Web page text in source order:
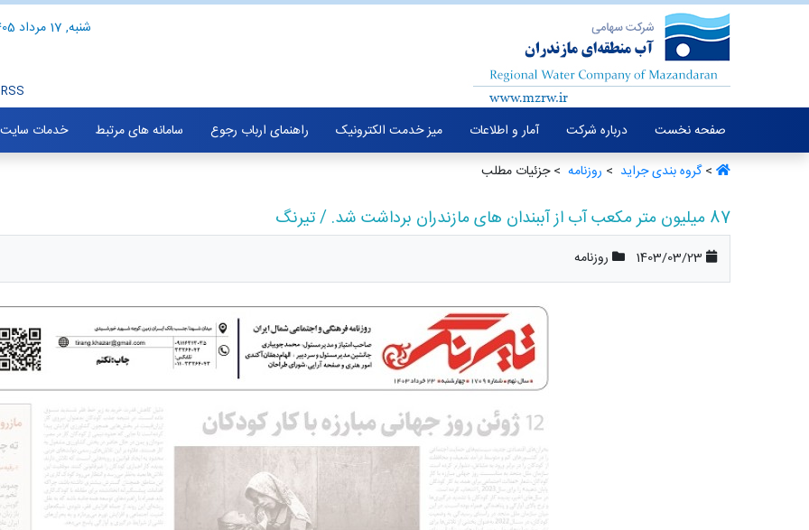
شنبه, 17 مرداد 1405
RSS
صفحه نخست درباره شرکت آمار و اطلاعات میز خدمت الکترونیک راهنمای ارباب رجوع سامانه های مرتبط
خدمات سایت
>گروه بندی جراید ‏ > روزنامه ‏ > جزئیات مطلب
87 میلیون متر مکعب آب از آببندان های مازندران برداشت شد. / تیرنگ
1403/03/23 روزنامه